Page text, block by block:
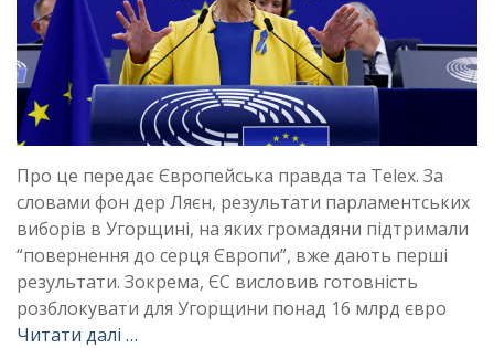
Про це передає Європейська правда та Telex. За
словами фон дер Ляєн, результати парламентських
виборів в Угорщині, на яких громадяни підтримали
“повернення до серця Європи”, вже дають перші
результати. Зокрема, ЄС висловив готовність
розблокувати для Угорщини понад 16 млрд євро
Читати далі …